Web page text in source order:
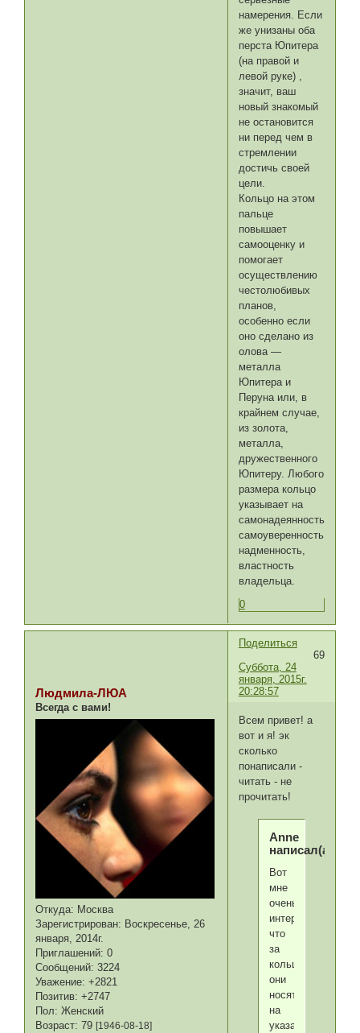
намерения. Если
же унизаны оба
перста Юпитера
(на правой и
левой руке) ,
значит, ваш
новый знакомый
не остановится
ни перед чем в
стремлении
достичь своей
цели.
Кольцо на этом
пальце
повышает
самооценку и
помогает
осуществлению
честолюбивых
планов,
особенно если
оно сделано из
олова —
металла
Юпитера и
Перуна или, в
крайнем случае,
из золота,
металла,
дружественного
Юпитеру. Любого
размера кольцо
указывает на
самонадеянность,
самоуверенность,
надменность,
властность
владельца.
0
Поделиться
69
Суббота, 24
января, 2015г.
20:28:57
Людмила-ЛЮА
Всегда с вами!
Откуда: Москва
Зарегистрирован: Воскресенье, 26
января, 2014г.
Приглашений: 0
Сообщений: 3224
Уважение: +2821
Позитив: +2747
Пол: Женский
Возраст: 79[1946-08-18]
Всем привет! а
вот и я! эк
сколько
понаписали -
читать - не
прочитать!
Anne
написал(а):
Вот
мне
очень
интересно,
что
за
кольца
они
носят
на
указательном